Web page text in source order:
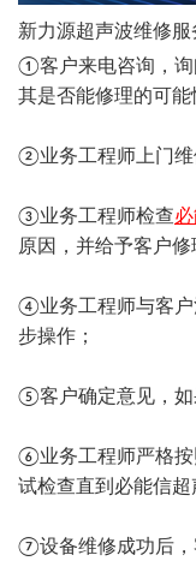
新力源超声波维修服
①客户来电咨询，询
其是否能修理的可能
②业务工程师上门维
③业务工程师检查
原因，并给予客户修
④业务工程师与客户
步操作；
⑤客户确定意见，如
⑥业务工程师严格按
试检查直到必能信超
⑦设备维修成功后，